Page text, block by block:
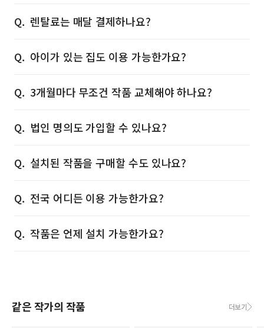
렌탈료는 매달 결제하나요?
아이가 있는 집도 이용 가능한가요?
3개월마다 무조건 작품 교체해야 하나요?
법인 명의도 가입할 수 있나요?
설치된 작품을 구매할 수도 있나요?
전국 어디든 이용 가능한가요?
작품은 언제 설치 가능한가요?
같은 작가의 작품 더보기